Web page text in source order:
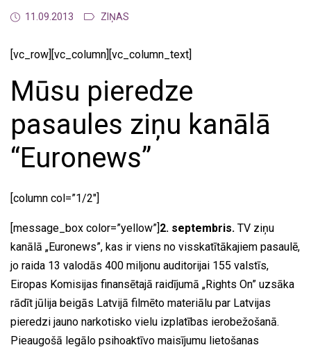
11.09.2013 ZIŅAS
[vc_row][vc_column][vc_column_text]
Mūsu pieredze
pasaules ziņu kanālā
“Euronews”
[column col=”1/2″]
[message_box color=”yellow”]2. septembris. TV ziņu
kanālā „Euronews”, kas ir viens no visskatītākajiem pasaulē,
jo raida 13 valodās 400 miljonu auditorijai 155 valstīs,
Eiropas Komisijas finansētajā raidījumā „Rights On” uzsāka
rādīt jūlija beigās Latvijā filmēto materiālu par Latvijas
pieredzi jauno narkotisko vielu izplatības ierobežošanā.
Pieaugošā legālo psihoaktīvo maisījumu lietošanas